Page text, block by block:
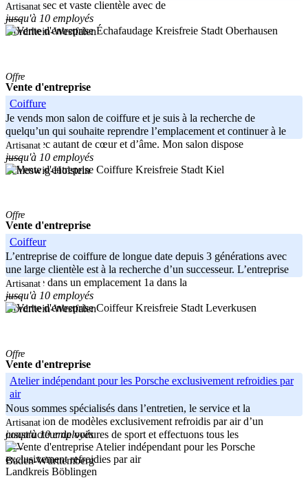
matériel sec et vaste clientèle avec de
-----
Nordrhein-Westfalen
Artisanat
jusqu'à 10 employés
Kreisfreie Stadt Oberhausen
Offre
Vente d'entreprise
Coiffure
Je vends mon salon de coiffure et je suis à la recherche de
quelqu’un qui souhaite reprendre l’emplacement et continuer à le
gérer avec autant de cœur et d’âme. Mon salon dispose
-----
Schleswig-Holstein
Artisanat
jusqu'à 10 employés
Kreisfreie Stadt Kiel
Offre
Vente d'entreprise
Coiffeur
L’entreprise de coiffure de longue date depuis 3 générations avec
une large clientèle est à la recherche d’un successeur. L’entreprise
est située dans un emplacement 1a dans la
-----
Nordrhein-Westfalen
Artisanat
jusqu'à 10 employés
Kreisfreie Stadt Leverkusen
Offre
Vente d'entreprise
Atelier indépendant pour les Porsche exclusivement refroidies par
air
Nous sommes spécialisés dans l’entretien, le service et la
restauration de modèles exclusivement refroidis par air d’un
constructeur de voitures de sport et effectuons tous les
-----
Baden-Württemberg
Artisanat
jusqu'à 10 employés
Landkreis Böblingen